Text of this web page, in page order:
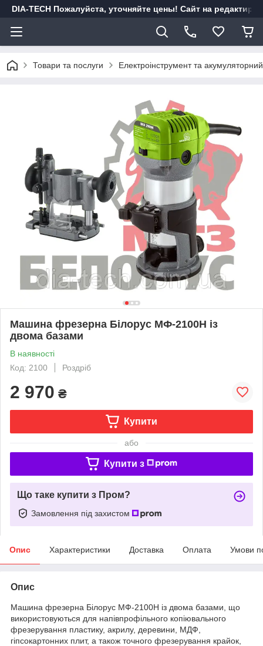
DIA-TECH Пожалуйста, уточняйте цены! Сайт на
Товари та послуги Електроінструмент та
Машина фрезерна Білорус МФ-2100Н із
двома базами
В наявності
Код: 2100
Роздріб
2 970 ₴
Купити
або
Купити з
Що таке купити з Пром?
Замовлення під захистом
Опис Характеристики Доставка Оплата Умови
Опис
Машина фрезерна Білорус МФ-2100Н із двома базами, що
використовуються для напівпрофільного копіювального
фрезерування пластику, акрилу, деревини, МДФ,
гіпсокартонних плит, а також точного фрезерування крайок,